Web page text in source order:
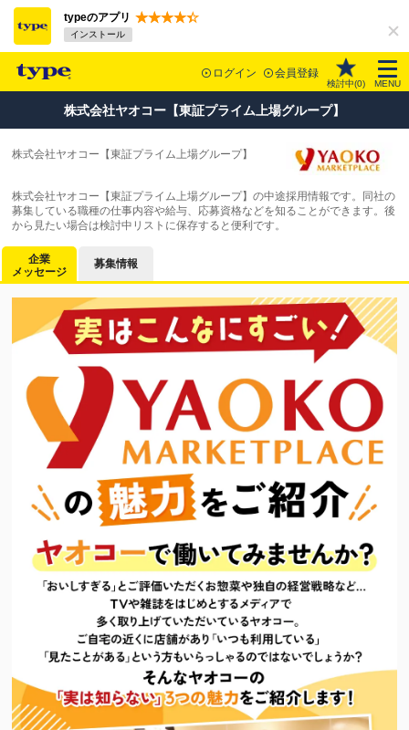
typeのアプリ
インストール
ログイン 会員登録
検討中(0) MENU
株式会社ヤオコー【東証プライム上場グループ】
株式会社ヤオコー【東証プライム上場グループ】
株式会社ヤオコー【東証プライム上場グループ】の中途採用情報です。同社の
募集している職種の仕事内容や給与、応募資格などを知ることができます。後
から見たい場合は検討中リストに保存すると便利です。
企業
メッセージ
募集情報